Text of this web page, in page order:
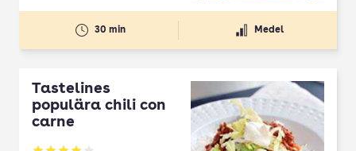
30 min Medel
Tastelines
populära chili con
carne